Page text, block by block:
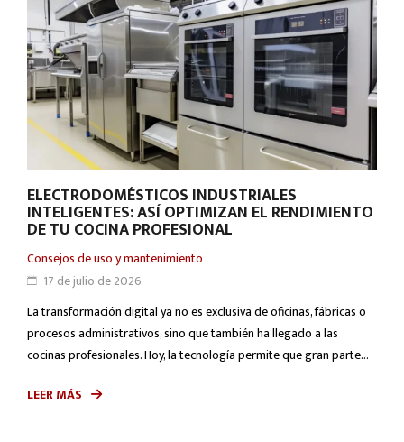
ELECTRODOMÉSTICOS INDUSTRIALES
INTELIGENTES: ASÍ OPTIMIZAN EL RENDIMIENTO
DE TU COCINA PROFESIONAL
Consejos de uso y mantenimiento
17 de julio de 2026
La transformación digital ya no es exclusiva de oficinas, fábricas o
procesos administrativos, sino que también ha llegado a las
cocinas profesionales. Hoy, la tecnología permite que gran parte...
LEER MÁS